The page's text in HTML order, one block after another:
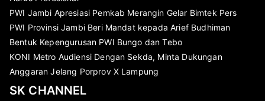
PWI Jambi Apresiasi Pemkab Merangin Gelar Bimtek Pers
PWI Provinsi Jambi Beri Mandat kepada Arief Budhiman
Bentuk Kepengurusan PWI Bungo dan Tebo
KONI Metro Audiensi Dengan Sekda, Minta Dukungan
Anggaran Jelang Porprov X Lampung
SK CHANNEL